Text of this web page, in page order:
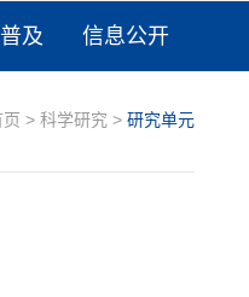
及 信息公开
> 科学研究 > 研究单元